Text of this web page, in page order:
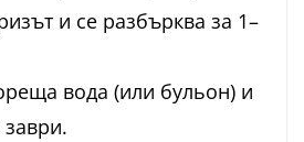
и се разбърква за 1–
вода (или бульон) и
заври.